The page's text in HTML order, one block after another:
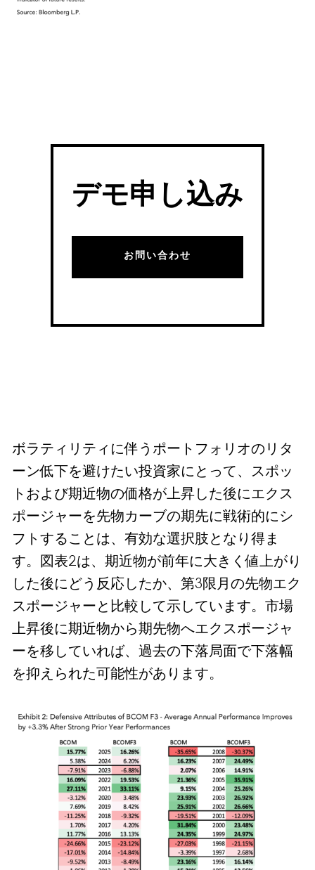
デモ申し込み
お問い合わせ
ボラティリティに伴うポートフォリオのリタ
ーン低下を避けたい投資家にとって、スポッ
トおよび期近物の価格が上昇した後にエクス
ポージャーを先物カーブの期先に戦術的にシ
フトすることは、有効な選択肢となり得ま
す。図表2は、期近物が前年に大きく値上がり
した後にどう反応したか、第3限月の先物エク
スポージャーと比較して示しています。市場
上昇後に期近物から期先物へエクスポージャ
ーを移していれば、過去の下落局面で下落幅
を抑えられた可能性があります。